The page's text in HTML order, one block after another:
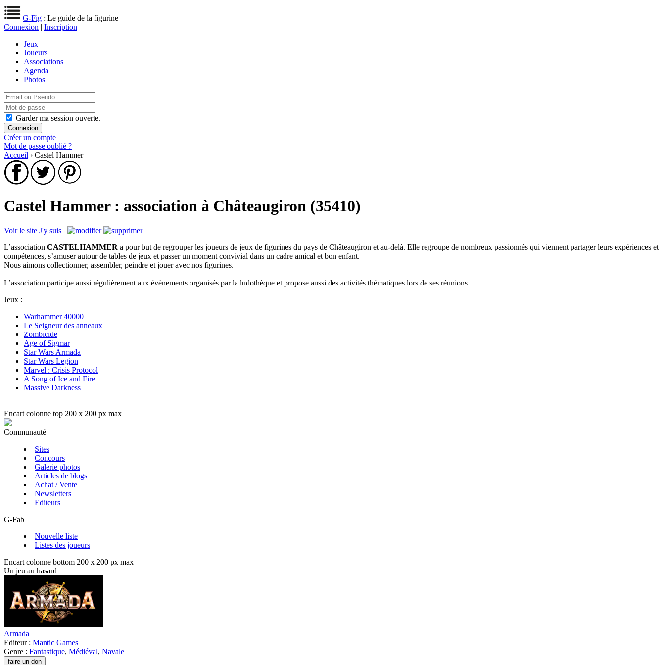
G-Fig : Le guide de la figurine
Connexion | Inscription
Jeux
Joueurs
Associations
Agenda
Photos
Garder ma session ouverte.
Créer un compte
Mot de passe oublié ?
Accueil › Castel Hammer
Castel Hammer : association à Châteaugiron (35410)
Voir le site J'y suis
L’association CASTELHAMMER a pour but de regrouper les joueurs de jeux de figurines du pays de Châteaugiron et au-delà. Elle regroupe de nombreux passionnés qui viennent partager leurs expériences et
compétences, s’amuser autour de tables de jeux et passer un moment convivial dans un cadre amical et bon enfant.
Nous aimons collectionner, assembler, peindre et jouer avec nos figurines.
L’association participe aussi régulièrement aux évènements organisés par la ludothèque et propose aussi des activités thématiques lors de ses réunions.
Jeux :
Warhammer 40000
Le Seigneur des anneaux
Zombicide
Age of Sigmar
Star Wars Armada
Star Wars Legion
Marvel : Crisis Protocol
A Song of Ice and Fire
Massive Darkness
Encart colonne top 200 x 200 px max
Communauté
Sites
Concours
Galerie photos
Articles de blogs
Achat / Vente
Newsletters
Editeurs
G-Fab
Nouvelle liste
Listes des joueurs
Encart colonne bottom 200 x 200 px max
Un jeu au hasard
Armada
Editeur : Mantic Games
Genre : Fantastique, Médiéval, Navale